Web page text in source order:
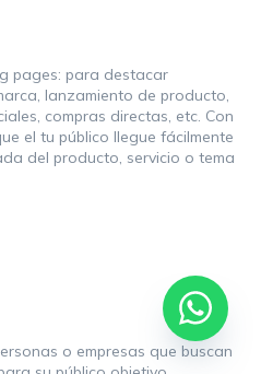
pages: para destacar
lanzamiento de producto,
compras directas, etc. Con
el tu público llegue fácilmente
del producto, servicio o tema
o empresas que buscan